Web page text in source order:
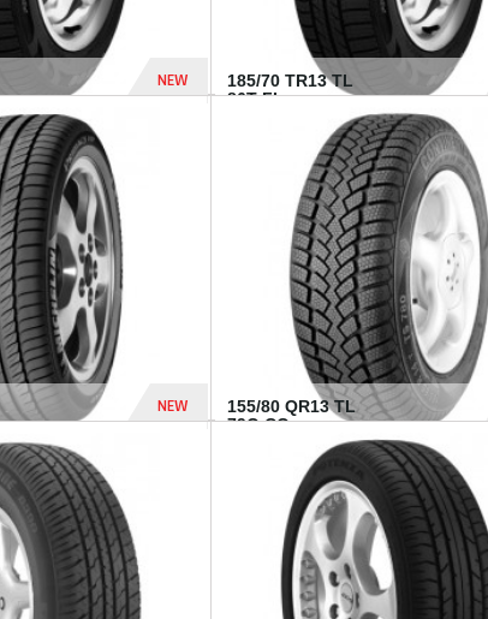
NEW
185/70 TR13 TL
86T FI...
NEW
1 182 Dhs
155/80 QR13 TL
79Q CO...